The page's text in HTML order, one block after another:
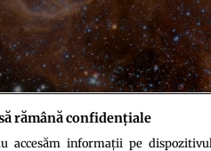
rămână confidențiale
accesăm informații pe